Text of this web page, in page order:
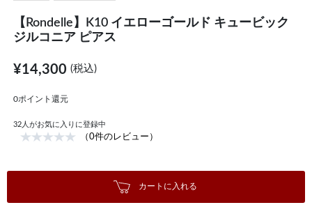
【Rondelle】K10 イエローゴールド キュービック
ジルコニア ピアス
¥14,300(税込)
0ポイント還元
32 人がお気に入りに登録中
（0件のレビュー）
カートに入れる